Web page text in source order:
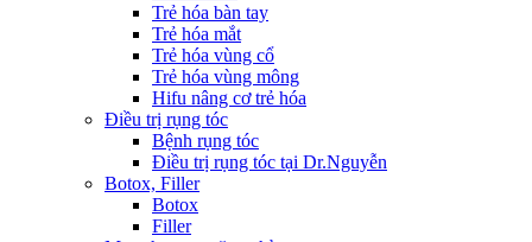
Trẻ hóa bàn tay
Trẻ hóa mắt
Trẻ hóa vùng cổ
Trẻ hóa vùng mông
Hifu nâng cơ trẻ hóa
Điều trị rụng tóc
Bệnh rụng tóc
Điều trị rụng tóc tại Dr.Nguyễn
Botox, Filler
Botox
Filler